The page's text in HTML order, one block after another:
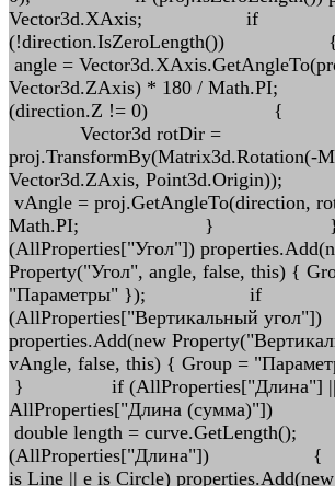
Vector3d.XAxis; if
angle =
Vector3d.ZAxis) * 180 /
(direction.Z
Vector3d rotDir =
proj.TransformBy(Matrix3d.Rotation(-
Vector3d.ZAxis,
vAngle = proj.GetAngleTo(direction,
Math.PI;
(AllProperties["Угол"])
Property("Угол", angle, false, this) {
"Параметры" }); if
(AllProperties["Вертикальный угол"])
properties.Add(new
vAngle, false, this) { Group =
} if (AllProperties["Длина"] ||
AllProperties["Длина
double length =
is Line || e is Circle) properties.Add(new